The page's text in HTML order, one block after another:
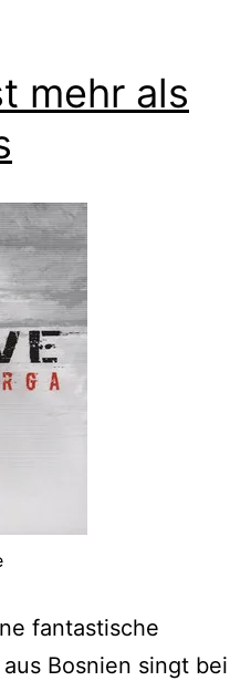
mehr als
fantastische
Bosnien singt bei